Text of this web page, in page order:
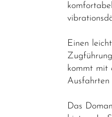
Performance
Einen
kommt mit
Ausfahrten
Das